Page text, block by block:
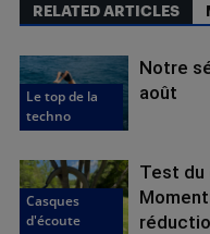
RELATED ARTICLES
Le top de la
techno
Notre
août
Casques
d'écoute
Test du